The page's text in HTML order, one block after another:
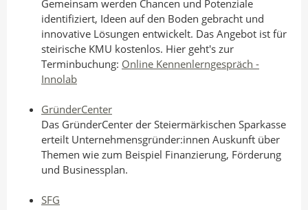
Gemeinsam werden Chancen und Potenziale
identifiziert, Ideen auf den Boden gebracht und
innovative Lösungen entwickelt. Das Angebot ist für
steirische KMU kostenlos. Hier geht's zur
Terminbuchung: Online Kennenlerngespräch -
Innolab
GründerCenter
Das GründerCenter der Steiermärkischen Sparkasse
erteilt Unternehmensgründer:innen Auskunft über
Themen wie zum Beispiel Finanzierung, Förderung
und Businessplan.
SFG